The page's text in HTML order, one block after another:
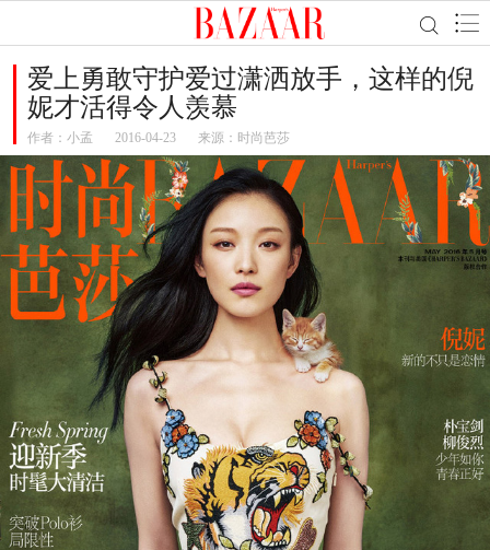
爱上勇敢守护爱过潇洒放手，这样的倪
妮才活得令人羡慕
作者： 小孟 2016-04-23 来源：时尚芭莎